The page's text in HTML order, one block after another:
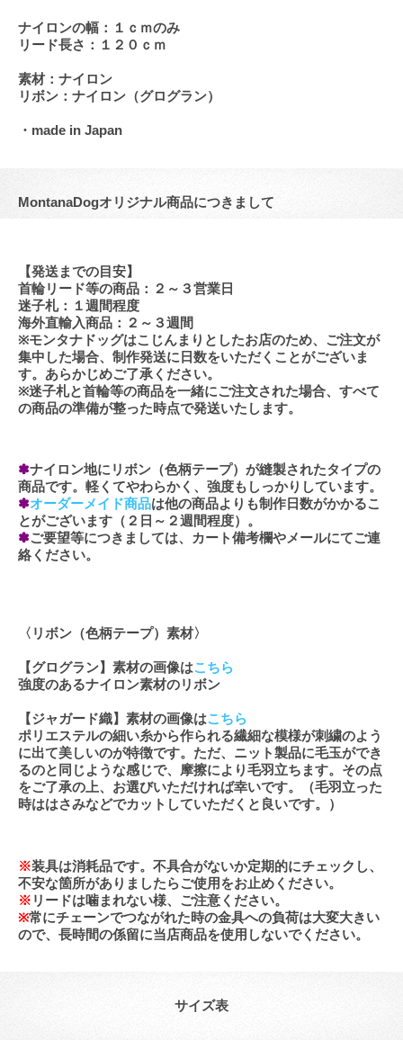
ナイロンの幅：１ｃｍのみ
リード長さ：１２０ｃｍ
素材：ナイロン
リボン：ナイロン（グログラン）
・made in Japan
MontanaDogオリジナル商品につきまして
【発送までの目安】
首輪リード等の商品：２～３営業日
迷子札：１週間程度
海外直輸入商品：２～３週間
※モンタナドッグはこじんまりとしたお店のため、ご注文が
集中した場合、制作発送に日数をいただくことがございま
す。あらかじめご了承ください。
※迷子札と首輪等の商品を一緒にご注文された場合、すべて
の商品の準備が整った時点で発送いたします。
✽ナイロン地にリボン（色柄テープ）が縫製されたタイプの
商品です。軽くてやわらかく、強度もしっかりしています。
✽オーダーメイド商品は他の商品よりも制作日数がかかるこ
とがございます（２日～２週間程度）。
✽ご要望等につきましては、カート備考欄やメールにてご連
絡ください。
〈リボン（色柄テープ）素材〉
【グログラン】素材の画像はこちら
強度のあるナイロン素材のリボン
【ジャガード織】素材の画像はこちら
ポリエステルの細い糸から作られる繊細な模様が刺繍のよう
に出て美しいのが特徴です。ただ、ニット製品に毛玉ができ
るのと同じような感じで、摩擦により毛羽立ちます。その点
をご了承の上、お選びいただければ幸いです。（毛羽立った
時ははさみなどでカットしていただくと良いです。）
※装具は消耗品です。 不具合がないか定期的にチェックし、
不安な箇所がありましたらご使用をお止めください。
※ リードは噛まれない様、ご注意ください。
※常にチェーンでつながれた時の金具への負荷は大変大きい
ので、長時間の係留に当店商品を使用しないでください。
サイズ表